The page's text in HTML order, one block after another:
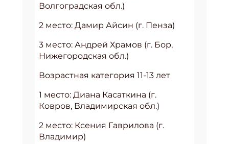
Волгоградская обл.)
2 место: Дамир Айсин (г. Пенза)
3 место: Андрей Храмов (г. Бор,
Нижегородская обл.)
Возрастная категория 11-13 лет
1 место: Диана Касаткина (г.
Ковров, Владимирская обл.)
2 место: Ксения Гаврилова (г.
Владимир)